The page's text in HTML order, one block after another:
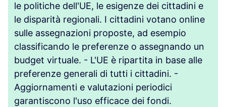
le politiche dell'UE, le esigenze dei cittadini e
le disparità regionali. I cittadini votano online
sulle assegnazioni proposte, ad esempio
classificando le preferenze o assegnando un
budget virtuale. - L'UE è ripartita in base alle
preferenze generali di tutti i cittadini. -
Aggiornamenti e valutazioni periodici
garantiscono l'uso efficace dei fondi.